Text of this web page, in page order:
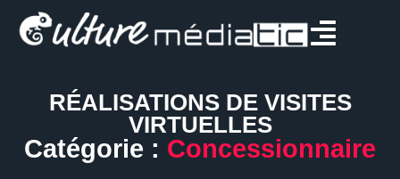
RÉALISATIONS DE VISITES
VIRTUELLES
Catégorie : Concessionnaire